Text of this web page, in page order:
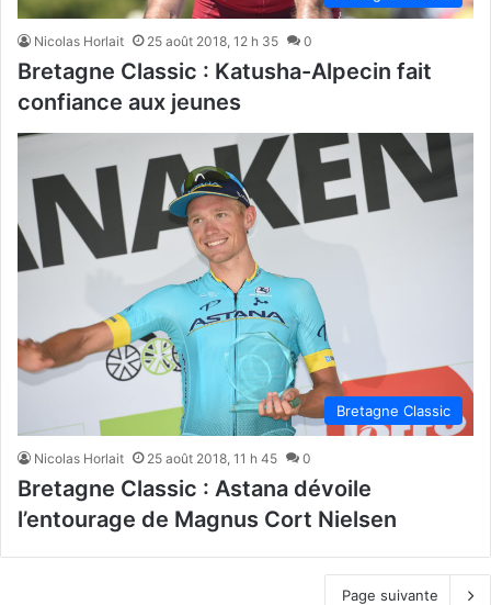
Nicolas Horlait 25 août 2018, 12 h 35 0
Bretagne Classic : Katusha-Alpecin fait
confiance aux jeunes
Bretagne Classic
Nicolas Horlait 25 août 2018, 11 h 45 0
Bretagne Classic : Astana dévoile
l’entourage de Magnus Cort Nielsen
Page suivante